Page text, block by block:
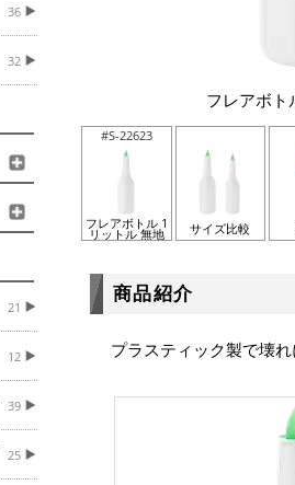
36
32
21
12
39
25
フレアボト
#S-22623
フレアボトル 1
リットル 無地 サイズ比較
商品紹介
プラスティック製で壊